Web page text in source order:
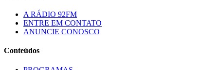
A RÁDIO 92FM
ENTRE EM CONTATO
ANUNCIE CONOSCO
Conteúdos